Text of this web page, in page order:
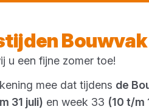
Bouwvak
u een fijne zomer toe!
mee dat tijdens de
31 juli) en week 33 (10 t/m